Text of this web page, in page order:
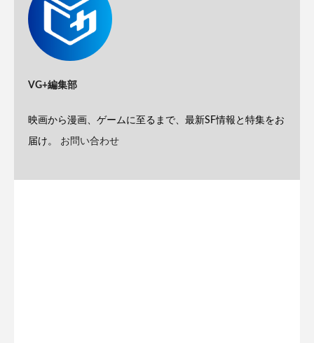
VG+編集部
映画から漫画、ゲームに至るまで、最新SF情報と特集をお
届け。 お問い合わせ